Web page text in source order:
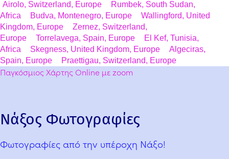
Airolo, Switzerland, Europe
Rumbek, South Sudan,
Africa
Budva, Montenegro, Europe
Wallingford, United
Kingdom, Europe
Zernez, Switzerland,
Europe
Torrelavega, Spain, Europe
El Kef, Tunisia,
Africa
Skegness, United Kingdom, Europe
Algeciras,
Spain, Europe
Praettigau, Switzerland, Europe
Παγκόσμιος Χάρτης Online με zoom
Νάξος Φωτογραφίες
Φωτογραφίες από την υπέροχη Νάξο!